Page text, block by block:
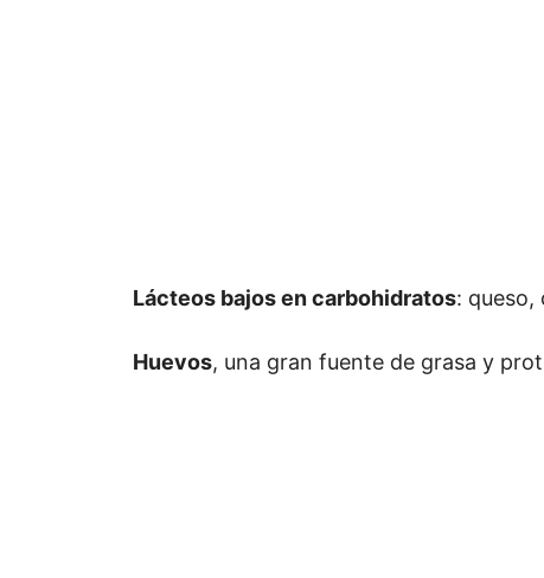
Lácteos bajos en carbohidratos: queso,
Huevos, una gran fuente de grasa y